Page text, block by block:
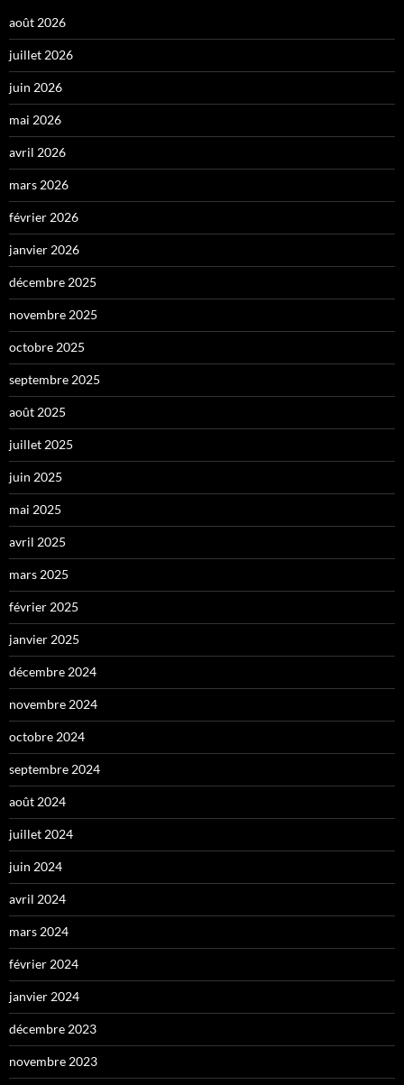
août 2026
juillet 2026
juin 2026
mai 2026
avril 2026
mars 2026
février 2026
janvier 2026
décembre 2025
novembre 2025
octobre 2025
septembre 2025
août 2025
juillet 2025
juin 2025
mai 2025
avril 2025
mars 2025
février 2025
janvier 2025
décembre 2024
novembre 2024
octobre 2024
septembre 2024
août 2024
juillet 2024
juin 2024
avril 2024
mars 2024
février 2024
janvier 2024
décembre 2023
novembre 2023